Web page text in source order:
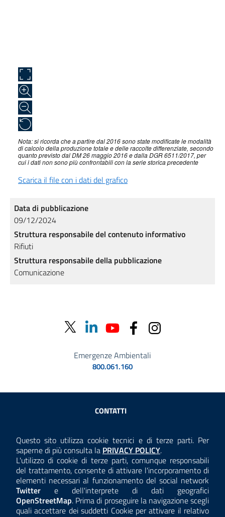
Questo sito utilizza cookie tecnici e di terze parti. Per
saperne di più consulta la Consulta la
PRIVACY POLICY.
L'utilizzo di cookie di terze parti, comunque responsabili
del trattamento, consente di attivare l'incorporamento di
elementi necessari al funzionamento del social network
Twitter e dell'interprete di dati geografici
OpenStreetMap. Prima di proseguire la navigazione scegli
quali accettare dei suddetti Cookie per attivare il relativo
Nota: si ricorda che a partire dal 2016 sono state modificate le modalità
di calcolo della produzione totale e delle raccolte differenziate, secondo
quanto previsto dal DM 26 maggio 2016 e dalla DGR 6511/2017, per
cui i dati non sono più confrontabili con la serie storica precedente
Scarica il file con i dati del grafico
Data di pubblicazione
09/12/2024
Struttura responsabile del contenuto informativo
Rifiuti
Struttura responsabile della pubblicazione
Comunicazione
Emergenze Ambientali
800.061.160
Sezione Link Utili
CONTATTI
ANTICORRUZIONE
ACCESSIBILITÀ
COOKIE E PRIVACY
TEMI A-Z